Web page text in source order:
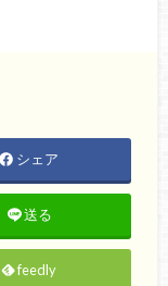
シェア
送る
feedly